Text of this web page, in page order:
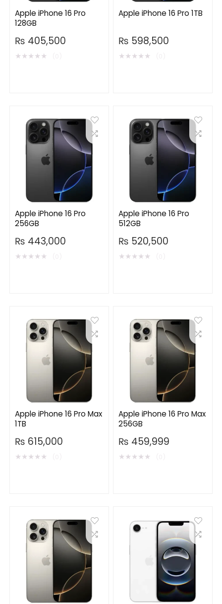
Apple iPhone 16 Pro
128GB
₨ 405,500
★★★★★
Apple iPhone 16 Pro 1TB
₨ 598,500
★★★★★
Apple iPhone 16 Pro
256GB
₨ 443,000
★★★★★
Apple iPhone 16 Pro
512GB
₨ 520,500
★★★★★
Apple iPhone 16 Pro Max
1TB
₨ 615,000
★★★★★
Apple iPhone 16 Pro Max
256GB
₨ 459,999
★★★★★